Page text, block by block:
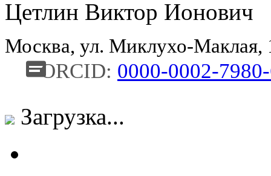
Цетлин Виктор Ионович
Москва, ул. Миклухо-
ORCID: 0000-0002-
Загрузка...